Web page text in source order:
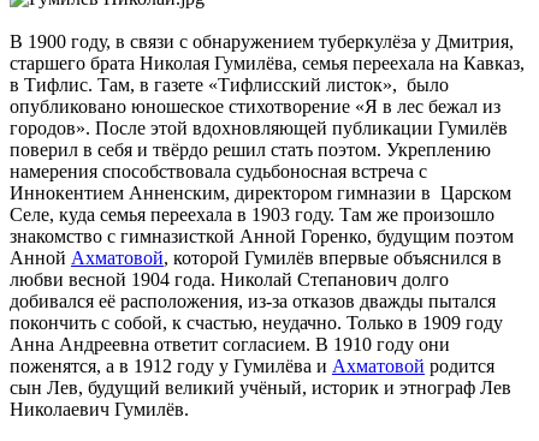
В 1900 году, в связи с обнаружением туберкулёза у Дмитрия,
старшего брата Николая Гумилёва, семья переехала на Кавказ,
в Тифлис. Там, в газете «Тифлисский листок», было
опубликовано юношеское стихотворение «Я в лес бежал из
городов». После этой вдохновляющей публикации Гумилёв
поверил в себя и твёрдо решил стать поэтом. Укреплению
намерения способствовала судьбоносная встреча с
Иннокентием Анненским, директором гимназии в Царском
Селе, куда семья переехала в 1903 году. Там же произошло
знакомство с гимназисткой Анной Горенко, будущим поэтом
Анной Ахматовой, которой Гумилёв впервые объяснился в
любви весной 1904 года. Николай Степанович долго
добивался её расположения, из-за отказов дважды пытался
покончить с собой, к счастью, неудачно. Только в 1909 году
Анна Андреевна ответит согласием. В 1910 году они
поженятся, а в 1912 году у Гумилёва и Ахматовой родится
сын Лев, будущий великий учёный, историк и этнограф Лев
Николаевич Гумилёв.